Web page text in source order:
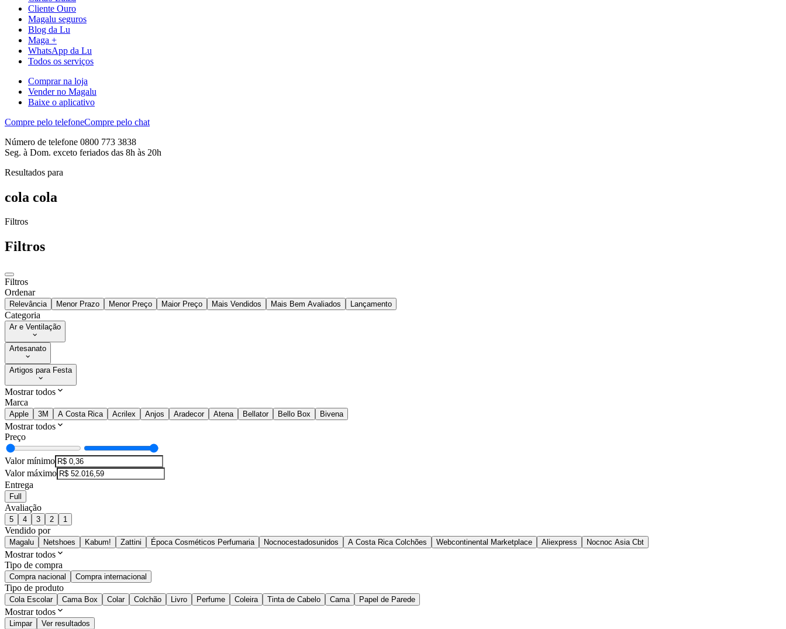
Cliente Ouro
Magalu seguros
Blog da Lu
Maga +
WhatsApp da Lu
Todos os serviços
Comprar na loja
Vender no Magalu
Baixe o aplicativo
Compre pelo telefoneCompre pelo chat
Número de telefone 0800 773 3838
Seg. à Dom. exceto feriados das 8h às 20h
Resultados para
cola cola
Filtros
Filtros
Filtros
Ordenar
Relevância Menor Prazo Menor Preço Maior Preço Mais Vendidos Mais Bem Avaliados Lançamento
Categoria
Ar e Ventilação
Artesanato
Artigos para Festa
Mostrar todos
Marca
Apple 3M A Costa Rica Acrilex Anjos Aradecor Atena Bellator Bello Box Bivena
Mostrar todos
Preço
Valor mínimo
Valor máximo
Entrega
Full
Avaliação
5 4 3 2 1
Vendido por
Magalu Netshoes Kabum! Zattini Época Cosméticos Perfumaria Nocnocestadosunidos A Costa Rica Colchões Webcontinental Marketplace Aliexpress Nocnoc Asia Cbt
Mostrar todos
Tipo de compra
Compra nacional Compra internacional
Tipo de produto
Cola Escolar Cama Box Colar Colchão Livro Perfume Coleira Tinta de Cabelo Cama Papel de Parede
Mostrar todos
Limpar Ver resultados